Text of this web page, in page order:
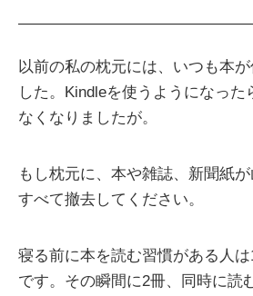
以前の私の枕元には、いつも本
した。Kindleを使うようになった
なくなりましたが。
もし枕元に、本や雑誌、新聞紙が
すべて撤去してください。
寝る前に本を読む習慣がある人
です。その瞬間に2冊、同時に読